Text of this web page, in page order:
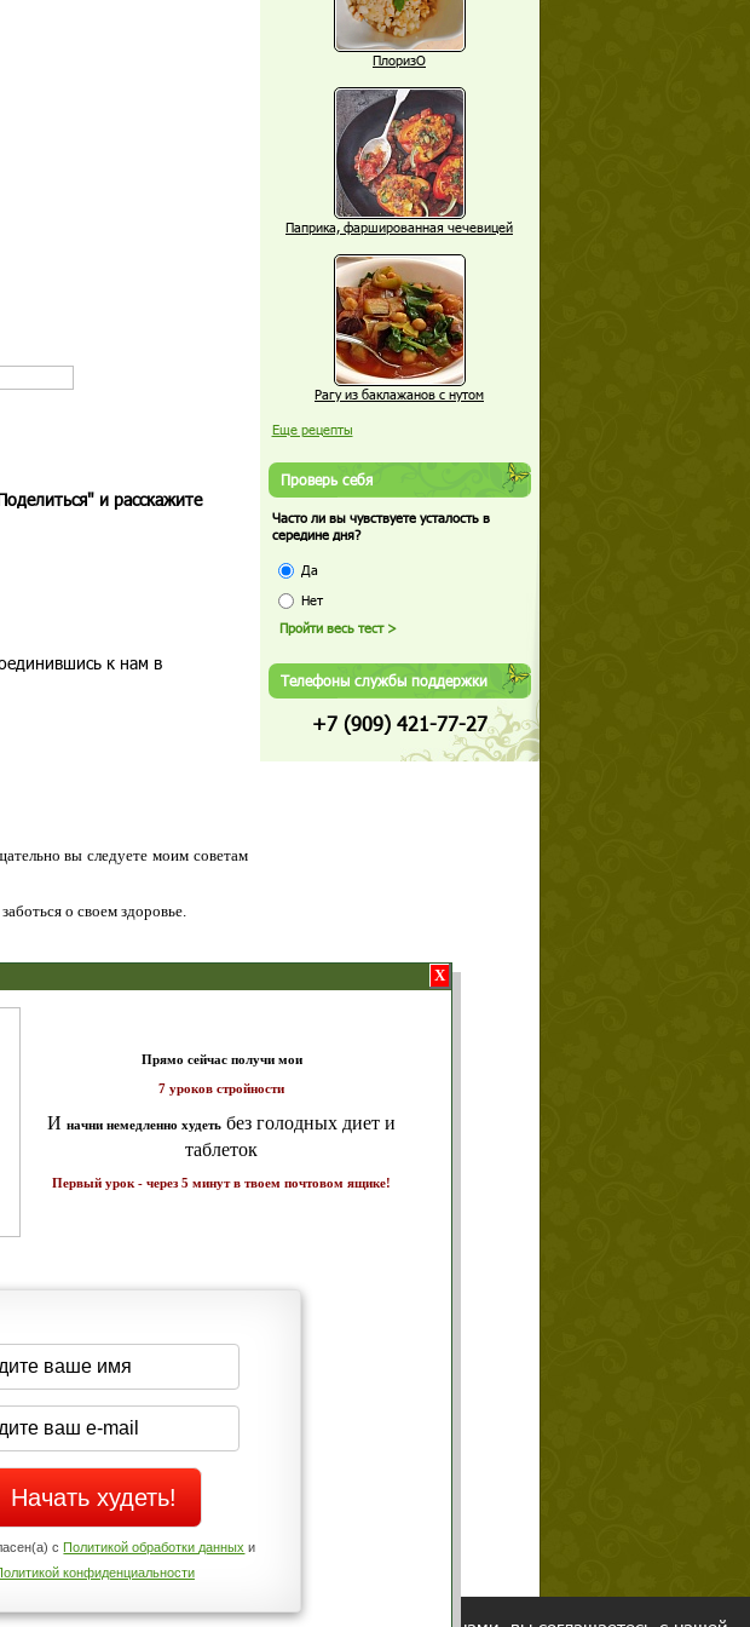
и расскажите
к нам в
вы следуете моим советам
о своем здоровье.
запустить жиросжигание за 7
рецепты для худеющих
время и Стройнейте Вкусно!
ПлоризО
Паприка, фаршированная чечевицей
Рагу из баклажанов с нутом
Еще рецепты
Проверь себя
Часто ли вы чувствуете усталость в
середине дня?
Да
Нет
Телефоны службы поддержки
+7 (909) 421-77-27
худеть
без голодных диет и
5 минут в твоем почтовом ящике!
данныхи